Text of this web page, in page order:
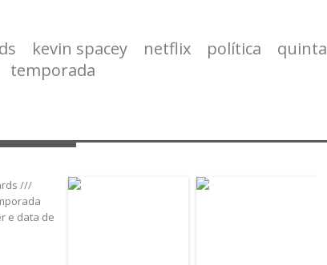
kevin spacey netflix política
quinta
temporada
///
e data de